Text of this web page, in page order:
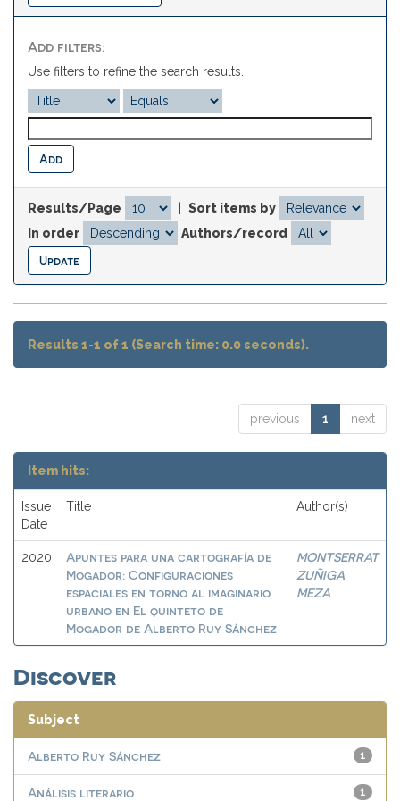
Add filters:
Use filters to refine the search results.
Results/Page
Sort items by
In order
Authors/record
Results 1-1 of 1 (Search time: 0.0 seconds).
previous 1 next
Item hits:
Issue
Date
Title Author(s)
2020
Apuntes para una cartografía de
Mogador: Configuraciones
espaciales en torno al imaginario
urbano en El quinteto de
Mogador de Alberto Ruy Sánchez
MONTSERRAT
ZUÑIGA
MEZA
Discover
Subject
1
Alberto Ruy Sánchez
1
Análisis literario